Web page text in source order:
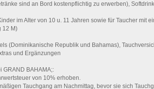
sind an Bord kostenpflichtig zu erwerben),
im Alter von 10 u. 11 Jahren sowie für Taucher mit
12 M)
(Dominikanische Republik und Bahamas),
und Ergänzungen
GRAND BAHAMA;:
von 10% erhoben.
Tauchgang am Nachmittag, bevor sie sich